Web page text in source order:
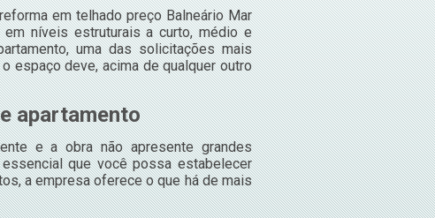
em telhado preço Balneário Mar
níveis estruturais a curto, médio e
uma das solicitações mais
espaço deve, acima de qualquer outro
apartamento
e a obra não apresente grandes
que você possa estabelecer
a empresa oferece o que há de mais